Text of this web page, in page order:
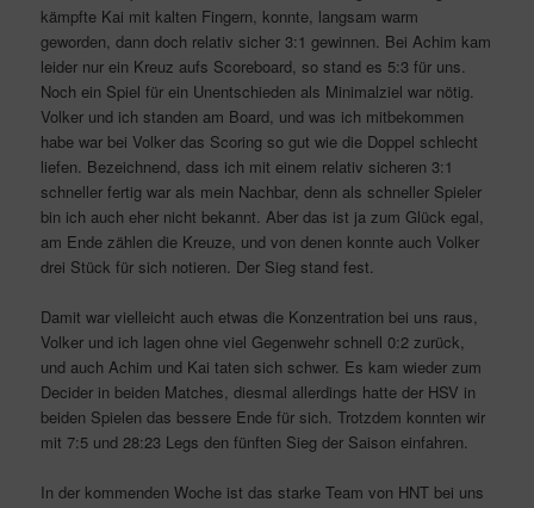
kämpfte Kai mit kalten Fingern, konnte, langsam warm
geworden, dann doch relativ sicher 3:1 gewinnen. Bei Achim kam
leider nur ein Kreuz aufs Scoreboard, so stand es 5:3 für uns.
Noch ein Spiel für ein Unentschieden als Minimalziel war nötig.
Volker und ich standen am Board, und was ich mitbekommen
habe war bei Volker das Scoring so gut wie die Doppel schlecht
liefen. Bezeichnend, dass ich mit einem relativ sicheren 3:1
schneller fertig war als mein Nachbar, denn als schneller Spieler
bin ich auch eher nicht bekannt. Aber das ist ja zum Glück egal,
am Ende zählen die Kreuze, und von denen konnte auch Volker
drei Stück für sich notieren. Der Sieg stand fest.
Damit war vielleicht auch etwas die Konzentration bei uns raus,
Volker und ich lagen ohne viel Gegenwehr schnell 0:2 zurück,
und auch Achim und Kai taten sich schwer. Es kam wieder zum
Decider in beiden Matches, diesmal allerdings hatte der HSV in
beiden Spielen das bessere Ende für sich. Trotzdem konnten wir
mit 7:5 und 28:23 Legs den fünften Sieg der Saison einfahren.
In der kommenden Woche ist das starke Team von HNT bei uns